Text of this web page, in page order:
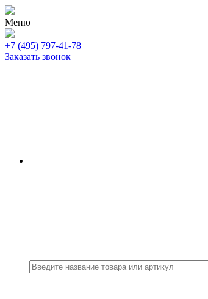
Меню
+7 (495) 797-41-78
Заказать звонок